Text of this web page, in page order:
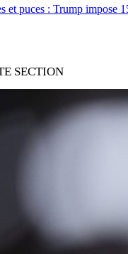
et puces : Trump impose
SECTION